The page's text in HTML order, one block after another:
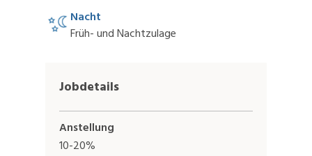
Nacht
Früh- und Nachtzulage
Jobdetails
Anstellung
10-20%